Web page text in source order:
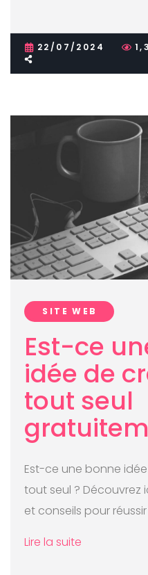
22/07/2024
SITE WEB
Est-ce
idée de
tout seul
Est-ce une bonne
tout seul ? Découvrez
et conseils pour réussir
Lire la suite